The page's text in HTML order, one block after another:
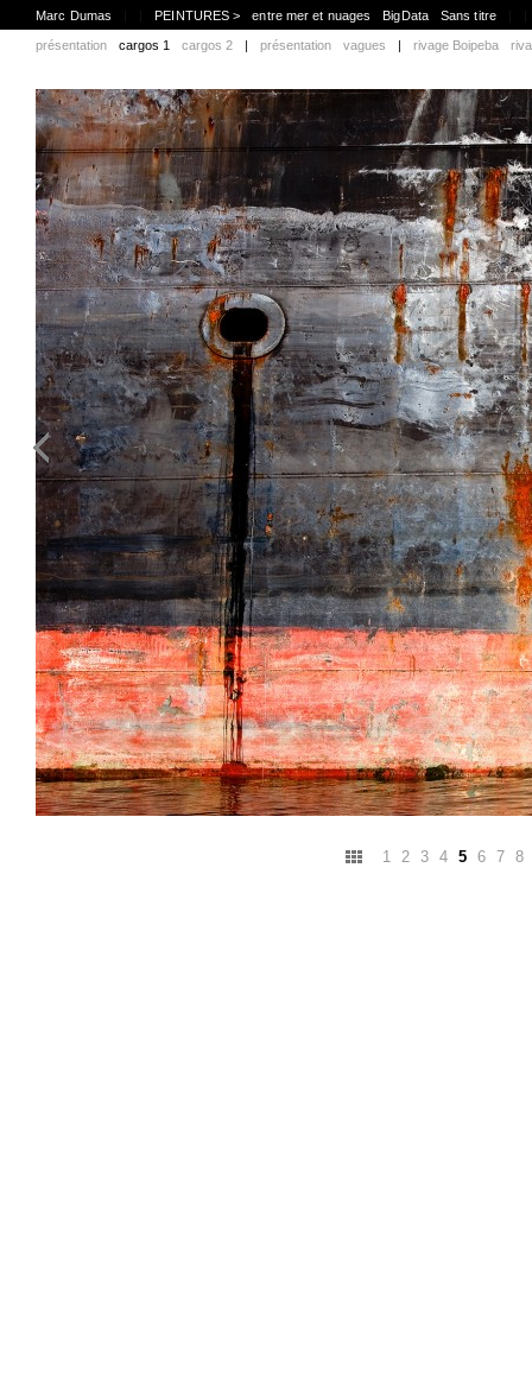
Marc Dumas PEINTURES > entre mer et nuages BigData Sans titre
présentation cargos 1 cargos 2 | présentation vagues | rivage Boipeba
1 2 3 4 5 6 7 8